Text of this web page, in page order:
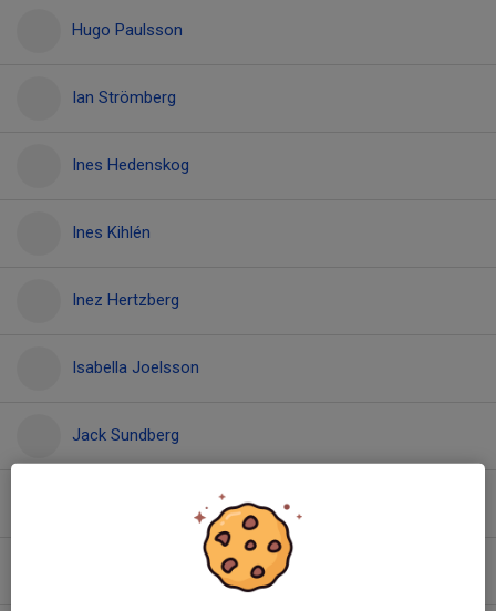
Hugo Paulsson
Ian Strömberg
Ines Hedenskog
Ines Kihlén
Inez Hertzberg
Isabella Joelsson
Jack Sundberg
Jakob Gustavsson